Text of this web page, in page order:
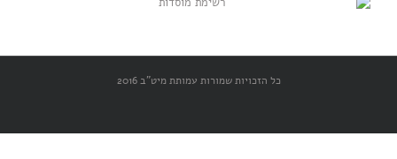
כל הזכויות שמורות עמותת מיט"ב 2016